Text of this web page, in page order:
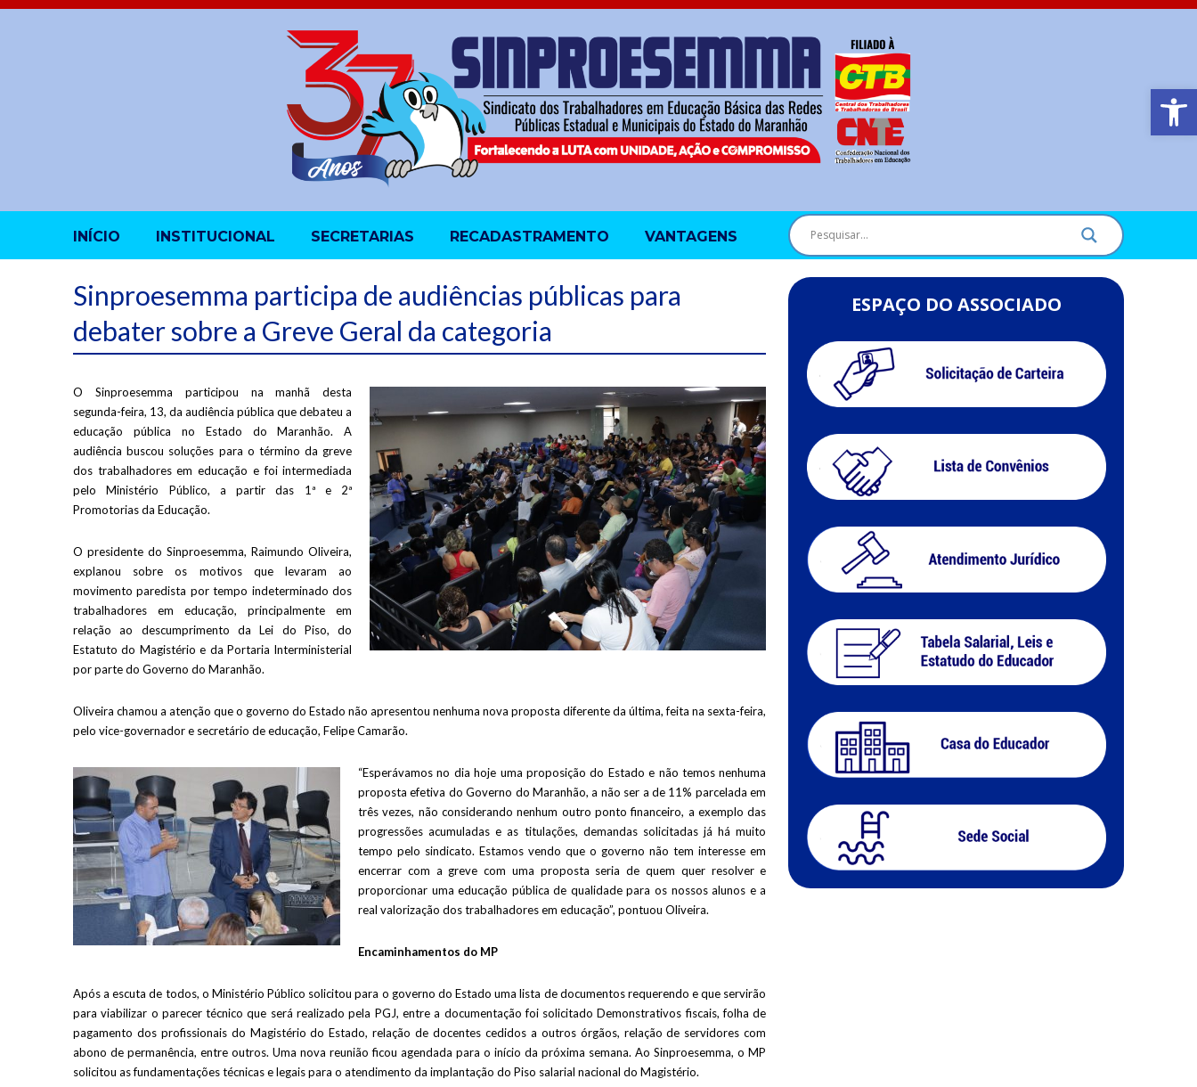
Barra de
INÍCIO INSTITUCIONAL SECRETARIAS RECADASTRAMENTO VANTAGENS
Sinproesemma participa de audiências públicas para
debater sobre a Greve Geral da categoria
O Sinproesemma participou na manhã desta
segunda-feira, 13, da audiência pública que debateu a
educação pública no Estado do Maranhão. A
audiência buscou soluções para o término da greve
dos trabalhadores em educação e foi intermediada
pelo Ministério Público, a partir das 1ª e 2ª
Promotorias da Educação.
O presidente do Sinproesemma, Raimundo Oliveira,
explanou sobre os motivos que levaram ao
movimento paredista por tempo indeterminado dos
trabalhadores em educação, principalmente em
relação ao descumprimento da Lei do Piso, do
Estatuto do Magistério e da Portaria Interministerial
por parte do Governo do Maranhão.
Oliveira chamou a atenção que o governo do Estado não apresentou nenhuma nova proposta diferente da última, feita na sexta-feira,
pelo vice-governador e secretário de educação, Felipe Camarão.
“Esperávamos no dia hoje uma proposição do Estado e não temos nenhuma
proposta efetiva do Governo do Maranhão, a não ser a de 11% parcelada em
três vezes, não considerando nenhum outro ponto financeiro, a exemplo das
progressões acumuladas e as titulações, demandas solicitadas já há muito
tempo pelo sindicato. Estamos vendo que o governo não tem interesse em
encerrar com a greve com uma proposta seria de quem quer resolver e
proporcionar uma educação pública de qualidade para os nossos alunos e a
real valorização dos trabalhadores em educação”, pontuou Oliveira.
Encaminhamentos do MP
Após a escuta de todos, o Ministério Público solicitou para o governo do Estado uma lista de documentos requerendo e que servirão
para viabilizar o parecer técnico que será realizado pela PGJ, entre a documentação foi solicitado Demonstrativos fiscais, folha de
pagamento dos profissionais do Magistério do Estado, relação de docentes cedidos a outros órgãos, relação de servidores com
abono de permanência, entre outros. Uma nova reunião ficou agendada para o início da próxima semana. Ao Sinproesemma, o MP
solicitou as fundamentações técnicas e legais para o atendimento da implantação do Piso salarial nacional do Magistério.
ESPAÇO DO ASSOCIADO